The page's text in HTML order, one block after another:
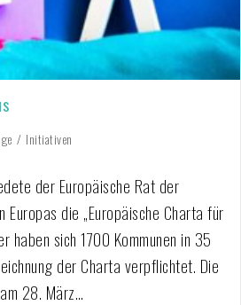
/ Initiativen
der Europäische Rat der
Europas die „Europäische Charta für
haben sich 1700 Kommunen in 35
der Charta verpflichtet. Die
28. März…